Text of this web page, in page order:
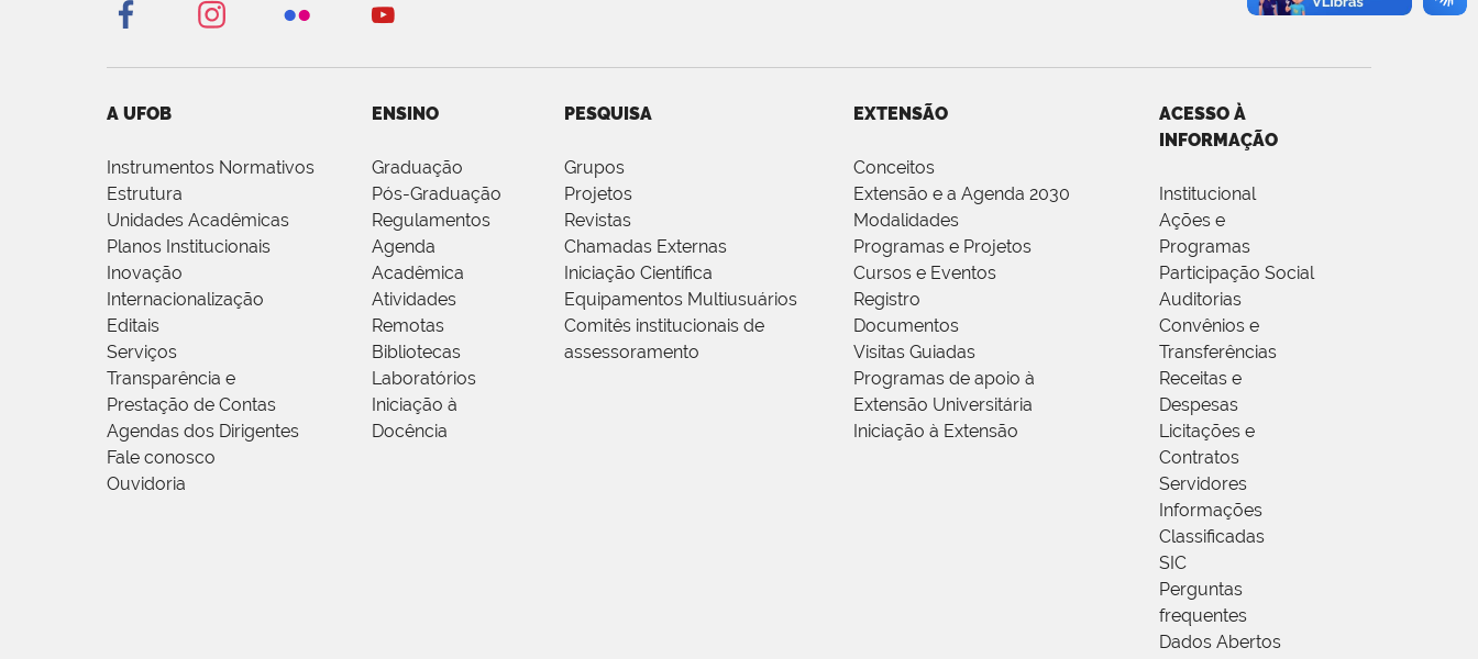
A UFOB
Instrumentos Normativos
Estrutura
Unidades Acadêmicas
Planos Institucionais
Inovação
Internacionalização
Editais
Serviços
Transparência e
Prestação de Contas
Agendas dos Dirigentes
Fale conosco
Ouvidoria
ENSINO
Graduação
Pós-Graduação
Regulamentos
Agenda
Acadêmica
Atividades
Remotas
Bibliotecas
Laboratórios
Iniciação à
Docência
PESQUISA
Grupos
Projetos
Revistas
Chamadas Externas
Iniciação Científica
Equipamentos Multiusuários
Comitês institucionais de
assessoramento
EXTENSÃO
Conceitos
Extensão e a Agenda 2030
Modalidades
Programas e Projetos
Cursos e Eventos
Registro
Documentos
Visitas Guiadas
Programas de apoio à
Extensão Universitária
Iniciação à Extensão
ACESSO À
INFORMAÇÃO
Institucional
Ações e
Programas
Participação Social
Auditorias
Convênios e
Transferências
Receitas e
Despesas
Licitações e
Contratos
Servidores
Informações
Classificadas
SIC
Perguntas
frequentes
Dados Abertos